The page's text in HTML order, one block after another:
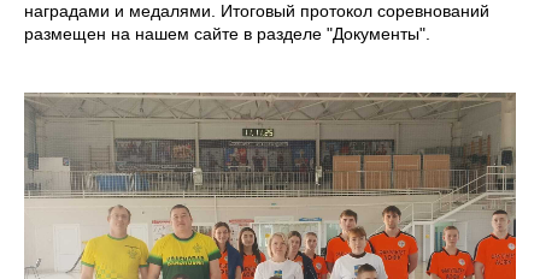
наградами и медалями. Итоговый протокол соревнований
размещен на нашем сайте в разделе "Документы".